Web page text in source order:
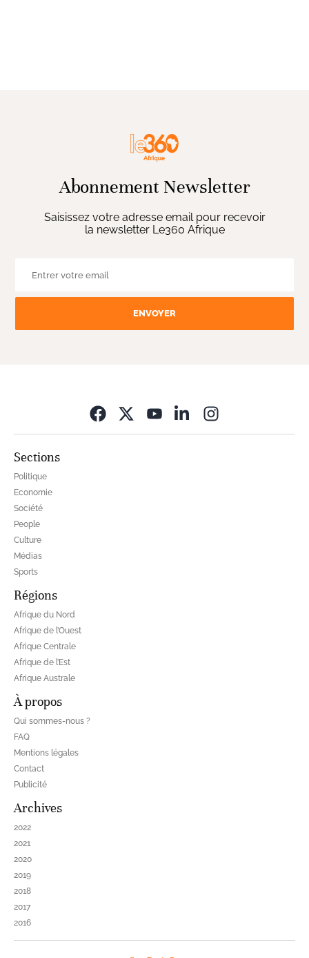
Abonnement Newsletter
Saisissez votre adresse email pour recevoir
la newsletter Le360 Afrique
ENVOYER
Sections
Politique
Economie
Société
People
Culture
Médias
Sports
Régions
Afrique du Nord
Afrique de l’Ouest
Afrique Centrale
Afrique de l’Est
Afrique Australe
À propos
Qui sommes-nous ?
FAQ
Mentions légales
Contact
Publicité
Archives
2022
2021
2020
2019
2018
2017
2016